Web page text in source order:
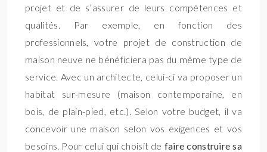
projet et de s’assurer de leurs compétences et
qualités. Par exemple, en fonction des
professionnels, votre projet de construction de
maison neuve ne bénéficiera pas du même type de
service. Avec un architecte, celui-ci va proposer un
habitat sur-mesure (maison contemporaine, en
bois, de plain-pied, etc.). Selon votre budget, il va
concevoir une maison selon vos exigences et vos
besoins. Pour celui qui choisit de faire construire sa